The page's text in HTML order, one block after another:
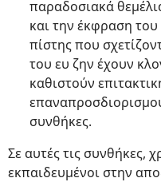
παραδοσιακά
και την έκφραση του
πίστης που
του ευ ζην έχουν
καθιστούν
συνθήκες.
Σε αυτές τις συνθήκες,
εκπαιδευμένοι στην